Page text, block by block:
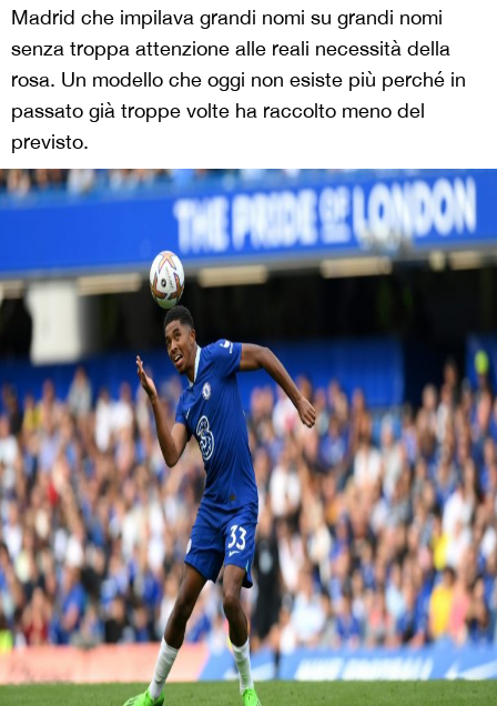
Madrid che impilava grandi nomi su grandi nomi
senza troppa attenzione alle reali necessità della
rosa. Un modello che oggi non esiste più perché in
passato già troppe volte ha raccolto meno del
previsto.